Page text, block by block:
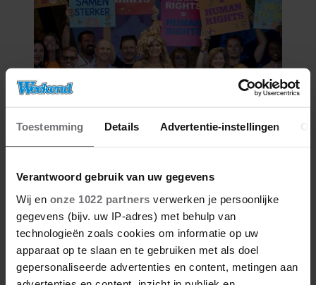
Toestemming Details Advertentie-instellingen
Verantwoord gebruik van uw gegevens
Wij en onze 1022 partners verwerken je persoonlijke
gegevens (bijv. uw IP-adres) met behulp van
technologieën zoals cookies om informatie op uw
apparaat op te slaan en te gebruiken met als doel
gepersonaliseerde advertenties en content, metingen aan
COLUMN: DE ORANJES, BOVEN
ALLE VERSCHILLEN